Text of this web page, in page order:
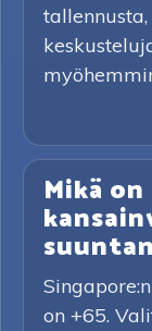
Mikä
on +65.